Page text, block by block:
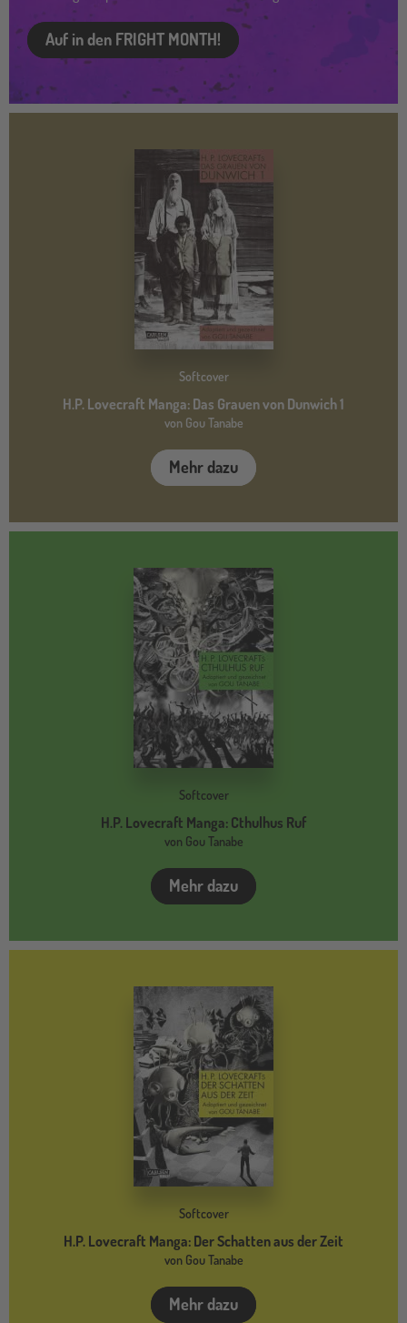
Auf in den FRIGHT MONTH!
Softcover
H.P. Lovecraft Manga: Das Grauen von Dunwich 1
von Gou Tanabe
Mehr dazu
Softcover
H.P. Lovecraft Manga: Cthulhus Ruf
von Gou Tanabe
Mehr dazu
Softcover
H.P. Lovecraft Manga: Der Schatten aus der Zeit
von Gou Tanabe
Mehr dazu